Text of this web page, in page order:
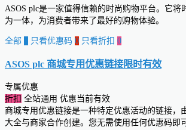
ASOS plc是一家值得信赖的时尚购物平台。它将
为一体，为消费者带来了最好的购物体验。
全部 只看优惠码 0 只看折扣 0
ASOS plc 商城专用优惠链接限时有效
专属优惠
折扣
全站通用 优惠当前有效
商城专用优惠链接是一种特定优惠活动的链接，
大全与商家合作创建。您无需使用任何优惠码即